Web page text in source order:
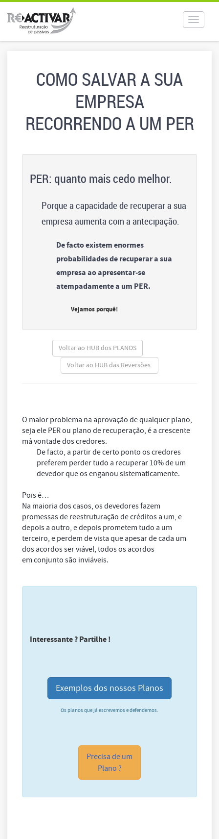
Toggle
COMO SALVAR A SUA
EMPRESA
RECORRENDO A UM PER
PER: quanto mais cedo melhor.
Porque a capacidade de recuperar a sua
empresa aumenta com a antecipação.
De facto existem enormes
probabilidades de recuperar a sua
empresa ao apresentar-se
atempadamente a um PER.
Vejamos porquê!
Voltar ao HUB dos PLANOS
Voltar ao HUB das Reversões
O maior problema na aprovação de qualquer plano,
seja ele PER ou plano de recuperação, é a crescente
má vontade dos credores.
De facto, a partir de certo ponto os credores
preferem perder tudo a recuperar 10% de um
devedor que os enganou sistematicamente.
Pois é…
Na maioria dos casos, os devedores fazem
promessas de reestruturação de créditos a um, e
depois a outro, e depois prometem tudo a um
terceiro, e perdem de vista que apesar de cada um
dos acordos ser viável, todos os acordos
em conjunto são inviáveis.
Interessante ? Partilhe !
Exemplos dos nossos Planos
Os planos que já escrevemos e defendemos.
Precisa de um
Plano ?